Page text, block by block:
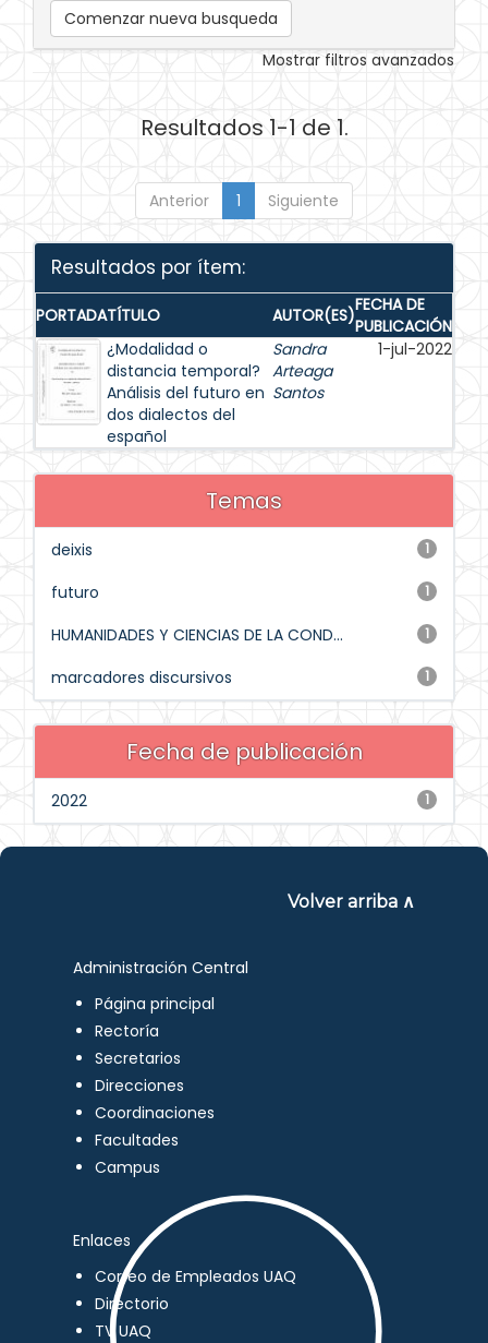
Comenzar nueva busqueda
Mostrar filtros avanzados
Resultados 1-1 de 1.
Anterior 1 Siguiente
Resultados por ítem:
PORTADATÍTULO AUTOR(ES)FECHA DE
PUBLICACIÓN
¿Modalidad o
distancia temporal?
Análisis del futuro en
dos dialectos del
español
Sandra
Arteaga
Santos
1-jul-2022
Temas
1
deixis
1
futuro
1
HUMANIDADES Y CIENCIAS DE LA COND...
1
marcadores discursivos
Fecha de publicación
1
2022
Volver arriba ∧
Administración Central
Página principal
Rectoría
Secretarios
Direcciones
Coordinaciones
Facultades
Campus
Enlaces
Correo de Empleados UAQ
Directorio
TV UAQ